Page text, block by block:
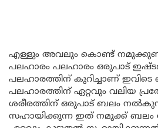
എള്ളും അവലും കൊണ്ട്
പലഹാരം പലഹാരം ഒരുപാട്
പലഹാരത്തിന് കുറിച്ചാണ്
പലഹാരത്തിന് ഏറ്റവും വലിയ
ശരീരത്തിന് ഒരുപാട് ബലം
സഹായിക്കുന്ന ഇത് നമുക്ക് ബലം